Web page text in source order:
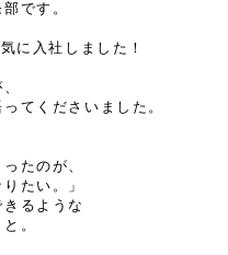
です。
に入社しました！
てくださいました。
たのが、
たい。」
るような
。